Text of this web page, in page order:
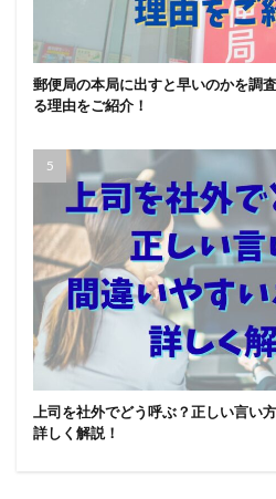
郵便局の本局に出すと早いのかを調
る理由をご紹介！
上司を社外でどう呼ぶ？正しい言い
詳しく解説！